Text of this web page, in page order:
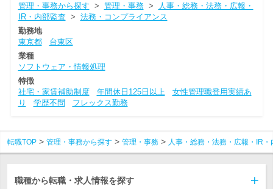
管理・事務から探す > 管理・事務>
人事・総務・法務・広報・
IR・内部監査 > 法務・コンプライアンス
勤務地
東京都
台東区
業種
ソフトウェア・情報処理
特徴
社宅・家賃補助制度
年間休日125日以上
女性管理職登用実績あ
り
学歴不問 フレックス勤務
転職TOP 管理・事務から探す 管理・事務 人事・総務・法務・広報・IR・
職種から転職・求人情報を探す